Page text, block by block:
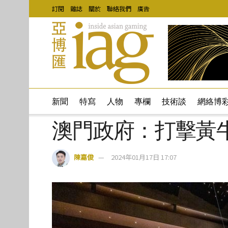
訂閱 雜誌 關於 聯絡我們 廣告
新聞 特寫 人物 專欄 技術談 網絡博
澳門政府：打擊黃
陳嘉俊 2024年01月17日 17:07